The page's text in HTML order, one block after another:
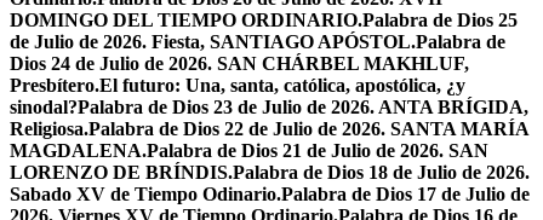
DOMINGO DEL TIEMPO ORDINARIO.Palabra de Dios 25
de Julio de 2026. Fiesta, SANTIAGO APÓSTOL.Palabra de
Dios 24 de Julio de 2026. SAN CHÁRBEL MAKHLUF,
Presbítero.El futuro: Una, santa, católica, apostólica, ¿y
sinodal?Palabra de Dios 23 de Julio de 2026. ANTA BRÍGIDA,
Religiosa.Palabra de Dios 22 de Julio de 2026. SANTA MARÍA
MAGDALENA.Palabra de Dios 21 de Julio de 2026. SAN
LORENZO DE BRÍNDIS.Palabra de Dios 18 de Julio de 2026.
Sabado XV de Tiempo Odinario.Palabra de Dios 17 de Julio de
2026. Viernes XV de Tiempo Ordinario.Palabra de Dios 16 de